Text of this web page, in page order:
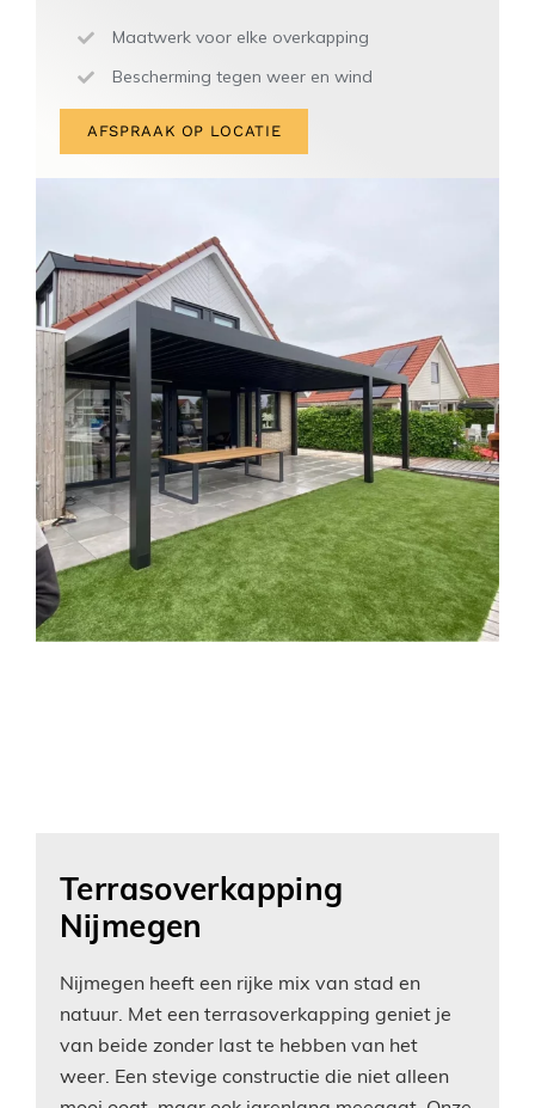
Maatwerk voor elke overkapping
Bescherming tegen weer en wind
AFSPRAAK OP LOCATIE
Terrasoverkapping
Nijmegen
Nijmegen heeft een rijke mix van stad en
natuur. Met een terrasoverkapping geniet je
van beide zonder last te hebben van het
weer. Een stevige constructie die niet alleen